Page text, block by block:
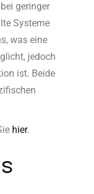
geringer
Systeme
was eine
jedoch
ist. Beide
hier.